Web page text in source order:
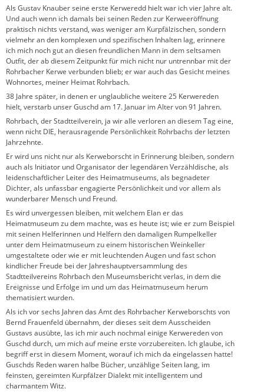
Als Gustav Knauber seine erste Kerweredd hielt war ich vier Jahre alt.
Und auch wenn ich damals bei seinen Reden zur Kerweeröffnung
praktisch nichts verstand, was weniger am Kurpfälzischen, sondern
vielmehr an den komplexen und spezifischen Inhalten lag, erinnere
ich mich noch gut an diesen freundlichen Mann in dem seltsamen
Outfit, der ab diesem Zeitpunkt für mich nicht nur untrennbar mit der
Rohrbacher Kerwe verbunden blieb; er war auch das Gesicht meines
Wohnortes, meiner Heimat Rohrbach.
38 Jahre später, in denen er unglaubliche weitere 25 Kerwereden
hielt, verstarb unser Guschd am 17. Januar im Alter von 91 Jahren.
Rohrbach, der Stadtteilverein, ja wir alle verloren an diesem Tag eine,
wenn nicht DIE, herausragende Persönlichkeit Rohrbachs der letzten
Jahrzehnte.
Er wird uns nicht nur als Kerweborscht in Erinnerung bleiben, sondern
auch als Initiator und Organisator der legendären Verzähldische, als
leidenschaftlicher Leiter des Heimatmuseums, als begnadeter
Dichter, als unfassbar engagierte Persönlichkeit und vor allem als
wunderbarer Mensch und Freund.
Es wird unvergessen bleiben, mit welchem Elan er das
Heimatmuseum zu dem machte, was es heute ist; wie er zum Beispiel
mit seinen Helferinnen und Helfern den damaligen Rumpelkeller
unter dem Heimatmuseum zu einem historischen Weinkeller
umgestaltete oder wie er mit leuchtenden Augen und fast schon
kindlicher Freude bei der Jahreshauptversammlung des
Stadtteilvereins Rohrbach den Museumsbericht verlas, in dem die
Ereignisse und Erfolge im und um das Heimatmuseum herum
thematisiert wurden.
Als ich vor sechs Jahren das Amt des Rohrbacher Kerweborschts von
Bernd Frauenfeld übernahm, der dieses seit dem Ausscheiden
Gustavs ausübte, las ich mir auch nochmal einige Kerwereden von
Guschd durch, um mich auf meine erste vorzubereiten. Ich glaube, ich
begriff erst in diesem Moment, worauf ich mich da eingelassen hatte!
Guschds Reden waren halbe Bücher, unzählige Seiten lang, im
feinsten, gereimten Kurpfälzer Dialekt mit intelligentem und
charmantem Witz.